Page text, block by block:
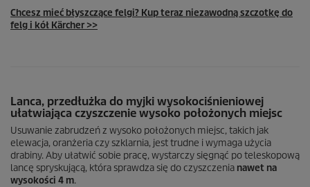
Chcesz mieć błyszczące felgi? Kup teraz niezawodną szczotkę do
felg i kół Kärcher >>
Lanca, przedłużka do myjki wysokociśnieniowej
ułatwiająca czyszczenie wysoko położonych miejsc
Usuwanie zabrudzeń z wysoko położonych miejsc, takich jak
elewacja, oranżeria czy szklarnia, jest trudne i wymaga użycia
drabiny. Aby ułatwić sobie pracę, wystarczy sięgnąć po teleskopową
lancę spryskującą, która sprawdza się do czyszczenia nawet na
wysokości 4 m.